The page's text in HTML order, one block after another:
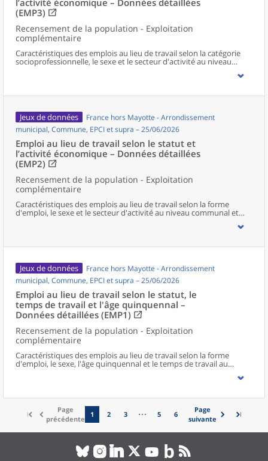
l’activité économique – Données détaillées
(EMP3)
Recensement de la population - Exploitation
complémentaire
Caractéristiques des emplois au lieu de travail selon la catégorie
socioprofessionnelle, le sexe et le secteur d'activité au niveau
communal et supracommunal pour la France hors Mayotte.
Jeux de données
France hors Mayotte - Arrondissement
municipal, Commune, EPCI et supra – 25/06/2026
Emploi au lieu de travail selon le statut et
l’activité économique – Données détaillées
(EMP2)
Recensement de la population - Exploitation
complémentaire
Caractéristiques des emplois au lieu de travail selon la forme
d'emploi, le sexe et le secteur d'activité au niveau communal et
supracommunal pour la France hors Mayotte.
Jeux de données
France hors Mayotte - Arrondissement
municipal, Commune, EPCI et supra – 25/06/2026
Emploi au lieu de travail selon le statut, le
temps de travail et l'âge quinquennal –
Données détaillées (EMP1)
Recensement de la population - Exploitation
complémentaire
Caractéristiques des emplois au lieu de travail selon la forme
d'emploi, le sexe, l'âge quinquennal et le temps de travail au
niveau communal et supracommunal pour la France hors
Page
précédente
1 2 3 5 6
Page
suivante